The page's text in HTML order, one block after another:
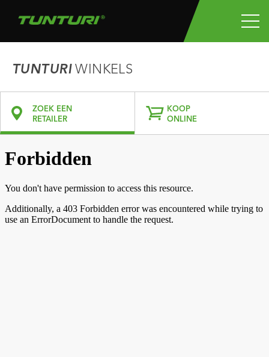
TUNTURIWINKELS
ZOEK EEN
RETAILER
KOOP
ONLINE